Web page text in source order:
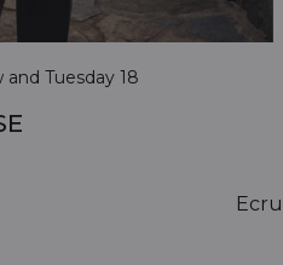
Tuesday 18
Ecru